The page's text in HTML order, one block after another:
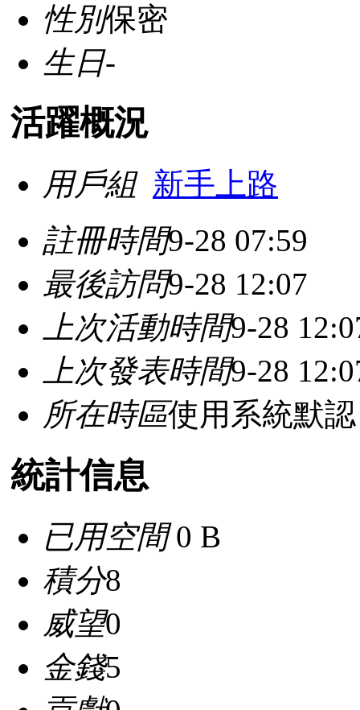
性別保密
生日-
活躍概況
用戶組 新手上路
註冊時間9-28 07:59
最後訪問9-28 12:07
上次活動時間9-28
上次發表時間9-28
所在時區使用系統默認
統計信息
已用空間0 B
積分8
威望0
金錢5